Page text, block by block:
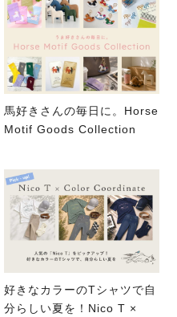
馬好きさんの毎日に。Horse
Motif Goods Collection
好きなカラーのTシャツで自
分らしい夏を！Nico T ×